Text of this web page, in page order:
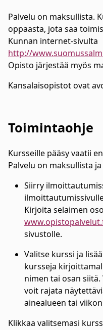
Palvelu on maksullista.
oppaasta, jota saa
Kunnan internet-sivulta
http://
Opisto järjestää myös
Kansalaisopistot ovat
Toimintaohje
Kursseille pääsy vaatii
Palvelu on maksullista
Siirry
Kirjoita selaimen
sivustolle.
Valitse kurssi ja
kursseja
nimen tai osan
voit rajata
ainealueen tai
Klikkaa valitsemasi